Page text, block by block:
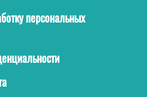
персональных